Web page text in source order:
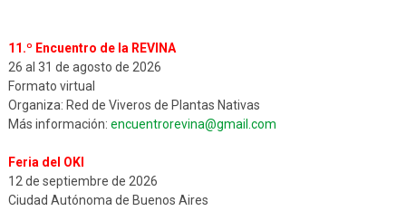
11.º Encuentro de la REVINA
26 al 31 de agosto de 2026
Formato virtual
Organiza: Red de Viveros de Plantas Nativas
Más información: encuentrorevina@gmail.com
Feria del OKI
12 de septiembre de 2026
Ciudad Autónoma de Buenos Aires